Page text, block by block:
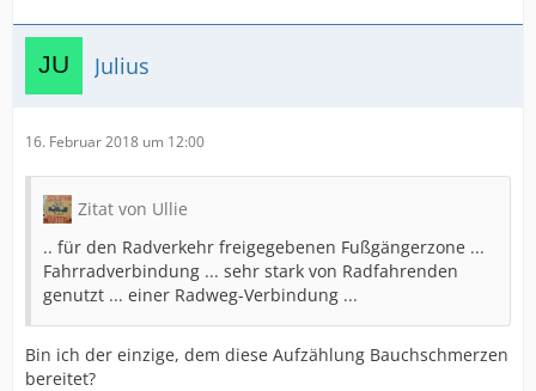
Julius
16. Februar 2018 um 12:00
Zitat von Ullie
.. für den Radverkehr freigegebenen Fußgängerzone ...
Fahrradverbindung ... sehr stark von Radfahrenden
genutzt ... einer Radweg-Verbindung ...
Bin ich der einzige, dem diese Aufzählung Bauchschmerzen
bereitet?